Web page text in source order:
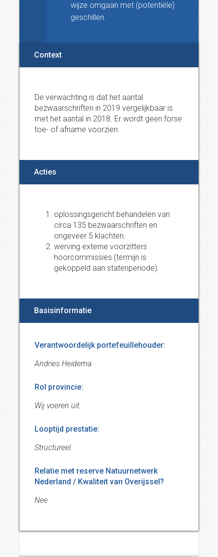
wijze omgaan met (potentiële)
geschillen.
Context
De verwachting is dat het aantal
bezwaarschriften in 2019 vergelijkbaar is
met het aantal in 2018. Er wordt geen forse
toe- of afname voorzien.
Acties
oplossingsgericht behandelen van
circa 135 bezwaarschriften en
ongeveer 5 klachten.
werving externe voorzitters
hoorcommissies (termijn is
gekoppeld aan statenperiode).
Basisinformatie
Verantwoordelijk portefeuillehouder:
Andries Heidema
Rol provincie:
Wij voeren uit.
Looptijd prestatie:
Structureel.
Relatie met reserve Natuurnetwerk
Nederland / Kwaliteit van Overijssel?
Nee.